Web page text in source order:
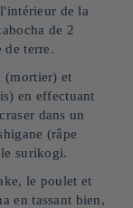
de la
de 2
de terre.
(mortier) et
en effectuant
dans un
(râpe
surikogi.
le poulet et
en tassant bien,